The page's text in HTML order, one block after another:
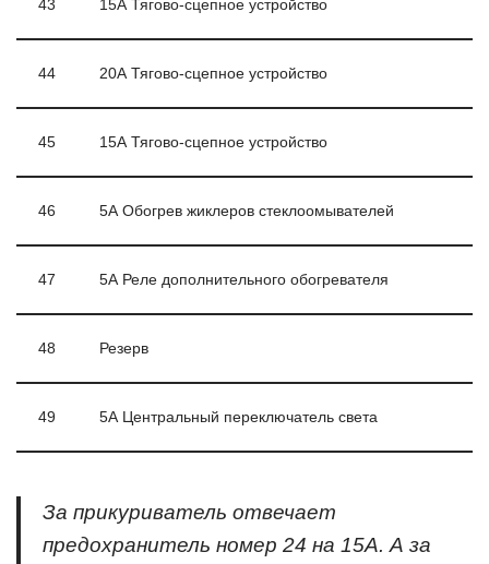
43 15А Тягово-сцепное устройство
44 20А Тягово-сцепное устройство
45 15А Тягово-сцепное устройство
46 5А Обогрев жиклеров стеклоомывателей
47 5А Реле дополнительного обогревателя
48 Резерв
49 5А Центральный переключатель света
За прикуриватель отвечает
предохранитель номер 24 на 15А. А за